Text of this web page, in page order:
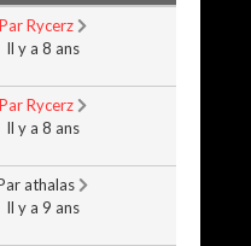
Par Rycerz
Il y a 8 ans
Par Rycerz
Il y a 8 ans
athalas
Il y a 9 ans